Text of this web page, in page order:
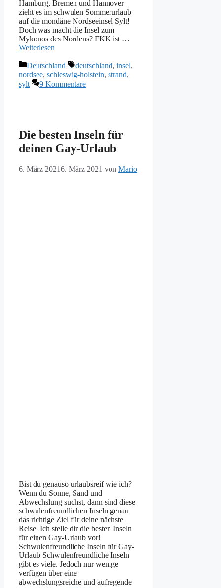
Hamburg, Bremen und Hannover
zieht es im schwulen Sommerurlaub
auf die mondäne Nordseeinsel Sylt!
Doch was macht die Insel zum
Mykonos des Nordens? FKK ist …
Weiterlesen
Kategorien
Deutschland Schlagwörter
deutschland, insel,
nordsee, schleswig-holstein, strand,
sylt
9 Kommentare
Die besten Inseln für
deinen Gay-Urlaub
6. März 20216. März 2021 von Mario
Bist du genauso urlaubsreif wie ich?
Wenn du Sonne, Sand und
Abwechslung suchst, dann sind diese
schwulenfreundlichen Inseln genau
das richtige Ziel für deine nächste
Reise. Ich stelle dir die besten Inseln
für einen Gay-Urlaub vor!
Schwulenfreundliche Inseln für Gay-
Urlaub Schwulenfreundliche Inseln
gibt es viele. Jedoch nur wenige
verfügen über eine
abwechslungsreiche und aufregende